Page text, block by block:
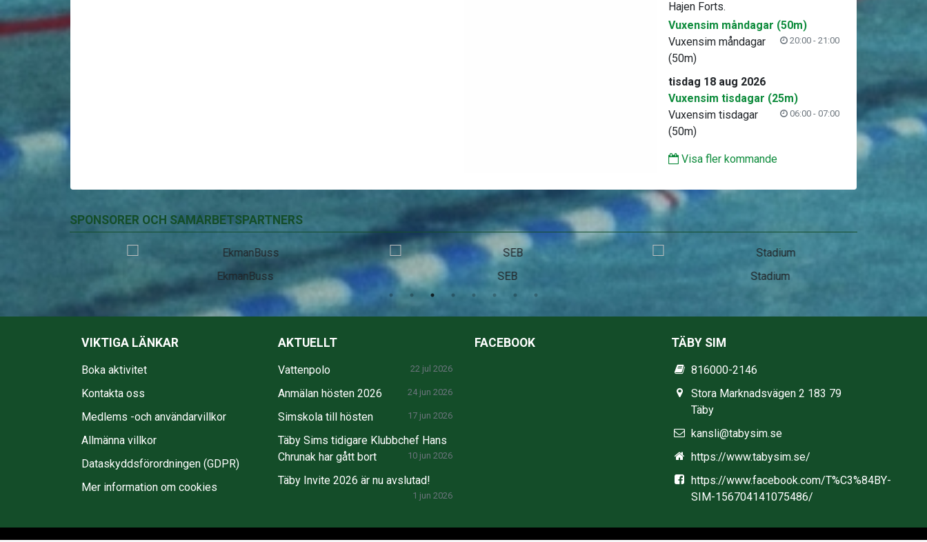
Hajen Forts.
Vuxensim måndagar (50m)
20:00 - 21:00
Vuxensim måndagar
(50m)
tisdag 18 aug 2026
Vuxensim tisdagar (25m)
06:00 - 07:00
Vuxensim tisdagar
(50m)
Visa fler kommande
SPONSORER OCH SAMARBETSPARTNERS
EkmanBuss
VIKTIGA LÄNKAR
Boka aktivitet
Kontakta oss
Medlems -och användarvillkor
Allmänna villkor
Dataskyddsförordningen (GDPR)
Mer information om cookies
AKTUELLT
Vattenpolo 22 jul 2026
Anmälan hösten 2026 24 jun 2026
Simskola till hösten 17 jun 2026
Täby Sims tidigare Klubbchef Hans
Chrunak har gått bort
10 jun 2026
Täby Invite 2026 är nu avslutad!
1 jun 2026
FACEBOOK TÄBY SIM
816000-2146
Stora Marknadsvägen 2 183 79
Täby
kansli@tabysim.se
https://www.tabysim.se/
https://www.facebook.com/T%C3%84BY-
SIM-156704141075486/